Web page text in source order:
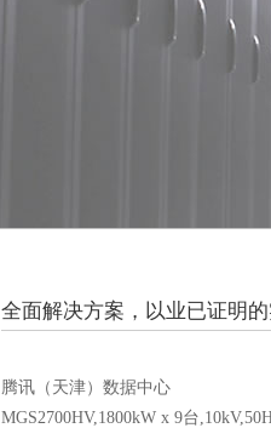
模块式电站
全面解决方案，以业已证明
腾讯（天津）数据中心
MGS2700HV,1800kW x 9台